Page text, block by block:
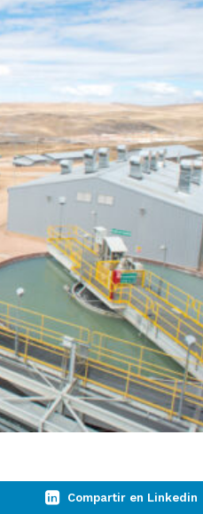
Compartir en Linkedin